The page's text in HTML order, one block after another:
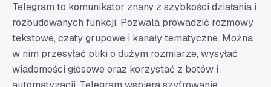
Telegram to komunikator znany z szybkości działania i
rozbudowanych funkcji. Pozwala prowadzić rozmowy
tekstowe, czaty grupowe i kanały tematyczne. Można
w nim przesyłać pliki o dużym rozmiarze, wysyłać
wiadomości głosowe oraz korzystać z botów i